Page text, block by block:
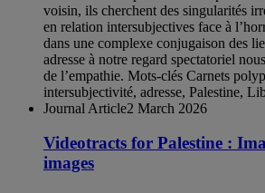
voisin, ils cherchent des singularités
en relation intersubjectives face à
dans une complexe conjugaison des
adresse à notre regard spectatoriel
de l’empathie. Mots-clés Carnets
intersubjectivité, adresse, Palestine,
Journal Article2 March 2026
Videotracts for Palestine :
images